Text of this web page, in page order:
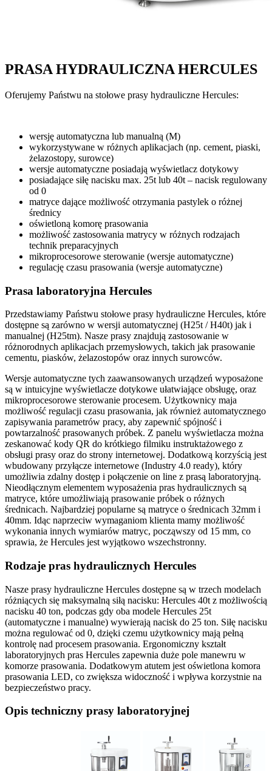
PRASA HYDRAULICZNA HERCULES
Oferujemy Państwu na stołowe prasy hydrauliczne Hercules:
wersję automatyczna lub manualną (M)
wykorzystywane w różnych aplikacjach (np. cement, piaski,
żelazostopy, surowce)
wersje automatyczne posiadają wyświetlacz dotykowy
posiadające siłę nacisku max. 25t lub 40t – nacisk regulowany
od 0
matryce dające możliwość otrzymania pastylek o różnej
średnicy
oświetloną komorę prasowania
możliwość zastosowania matrycy w różnych rodzajach
technik preparacyjnych
mikroprocesorowe sterowanie (wersje automatyczne)
regulację czasu prasowania (wersje automatyczne)
Prasa laboratoryjna Hercules
Przedstawiamy Państwu stołowe prasy hydrauliczne Hercules, które
dostępne są zarówno w wersji automatycznej (H25t / H40t) jak i
manualnej (H25tm). Nasze prasy znajdują zastosowanie w
różnorodnych aplikacjach przemysłowych, takich jak prasowanie
cementu, piasków, żelazostopów oraz innych surowców.
Wersje automatyczne tych zaawansowanych urządzeń wyposażone
są w intuicyjne wyświetlacze dotykowe ułatwiające obsługę, oraz
mikroprocesorowe sterowanie procesem. Użytkownicy maja
możliwość regulacji czasu prasowania, jak również automatycznego
zapisywania parametrów pracy, aby zapewnić spójność i
powtarzalność prasowanych próbek. Z panelu wyświetlacza można
zeskanować kody QR do krótkiego filmiku instruktażowego z
obsługi prasy oraz do strony internetowej. Dodatkową korzyścią jest
wbudowany przyłącze internetowe (Industry 4.0 ready), który
umożliwia zdalny dostęp i połączenie on line z prasą laboratoryjną.
Nieodłącznym elementem wyposażenia pras hydraulicznych są
matryce, które umożliwiają prasowanie próbek o różnych
średnicach. Najbardziej popularne są matryce o średnicach 32mm i
40mm. Idąc naprzeciw wymaganiom klienta mamy możliwość
wykonania innych wymiarów matryc, począwszy od 15 mm, co
sprawia, że Hercules jest wyjątkowo wszechstronny.
Rodzaje pras hydraulicznych Hercules
Nasze prasy hydrauliczne Hercules dostępne są w trzech modelach
różniących się maksymalną siłą nacisku: Hercules 40t z możliwością
nacisku 40 ton, podczas gdy oba modele Hercules 25t
(automatyczne i manualne) wywierają nacisk do 25 ton. Siłę nacisku
można regulować od 0, dzięki czemu użytkownicy mają pełną
kontrolę nad procesem prasowania. Ergonomiczny kształt
laboratoryjnych pras Hercules zapewnia duże pole manewru w
komorze prasowania. Dodatkowym atutem jest oświetlona komora
prasowania LED, co zwiększa widoczność i wpływa korzystnie na
bezpieczeństwo pracy.
Opis techniczny prasy laboratoryjnej